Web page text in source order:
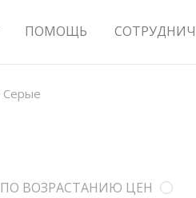
ПОМОЩЬ
Серые
ПО ВОЗРАСТАНИЮ ЦЕН